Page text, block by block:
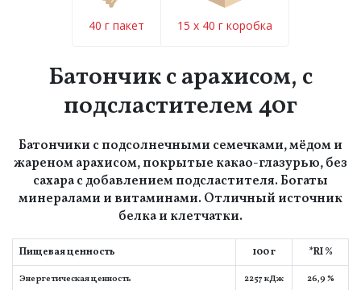
40 г пакет 15 x 40 г коробка
Батончик с арахисом, с
подсластителем 40г
Батончики с подсолнечными семечками, мёдом и
жареном арахисом, покрытые какао-глазурью, без
сахара с добавлением подсластителя. Богаты
минералами и витаминами. Отличный источник
белка и клетчатки.
Пищевая ценность 100 г *RI %
Энергетическая ценность 2257 кДж 26,9 %